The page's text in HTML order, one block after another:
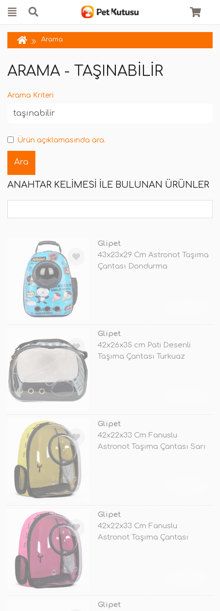
Arama
ARAMA - TAŞINABILIR
Arama Kriteri
Ürün açıklamasında ara.
ANAHTAR KELIMESI ILE BULUNAN ÜRÜNLER
Glipet
43x23x29 Cm Astronot Taşıma
Çantası Dondurma
Glipet
42x26x35 cm Pati Desenli
Taşıma Çantası Turkuaz
Glipet
42x22x33 Cm Fanuslu
Astronot Taşıma Çantası Sarı
Glipet
42x22x33 Cm Fanuslu
Astronot Taşıma Çantası
Glipet